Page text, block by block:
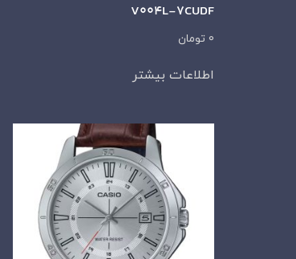
V004L-7CUDF
0 تومان
اطلاعات بیشتر